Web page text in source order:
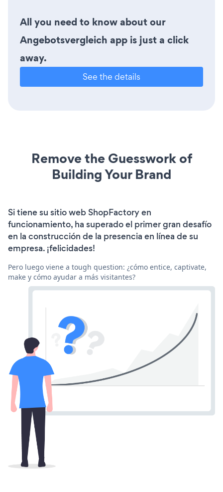
All you need to know about our
Angebotsvergleich app is just a click
away.
See the details
Remove the Guesswork of
Building Your Brand
Si tiene su sitio web ShopFactory en
funcionamiento, ha superado el primer gran desafío
en la construcción de la presencia en línea de su
empresa. ¡felicidades!
Pero luego viene a tough question: ¿cómo entice, captivate,
make y cómo ayudar a más visitantes?